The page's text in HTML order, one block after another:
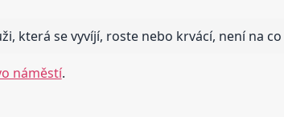
která se vyvíjí, roste nebo krvácí, není na
náměstí.